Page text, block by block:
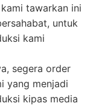
tawarkan ini
untuk
kami
segera order
yang menjadi
kipas media